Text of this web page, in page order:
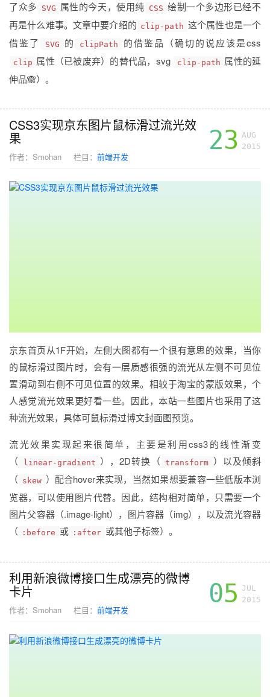
了众多 SVG 属性的今天，使用纯 CSS 绘制一个多边形已经不
再是什么难事。文章中要介绍的 clip-path 这个属性也是一个
借鉴了
SVG 的 clipPath 的借鉴品（确切的说应该是css
clip 属性（已被废弃）的替代品，svg clip-path 属性的延
伸品🙈）。
CSS3实现京东图片鼠标滑过流光效
果
作者： Smohan 栏目： 前端开发
23 AUG
2015
京东首页从1F开始，左侧大图都有一个很有意思的效果，当你
的鼠标滑过图片时，会有一层质感很强的流光从左侧不可见位
置滑动到右侧不可见位置的效果。相较于淘宝的蒙版效果，个
人感觉流光效果更好看一些。因此，本站一些图片也采用了这
种流光效果，具体可鼠标滑过博文封面图预览。
流光效果实现起来很简单，主要是利用css3的线性渐变
（
linear-gradient ），2D转换（ transform ）以及倾斜
（ skew ）配合hover来实现，当然如果想要兼容一些低版本浏
览器，可以使用图片代替。因此，结构相对简单，只需要一个
图片父容器（.image-light），图片容器（img），以及流光容器
（
:before 或 :after 或其他子标签）。
利用新浪微博接口生成漂亮的微博
卡片
作者： Smohan 栏目： 前端开发
05 JUL
2015